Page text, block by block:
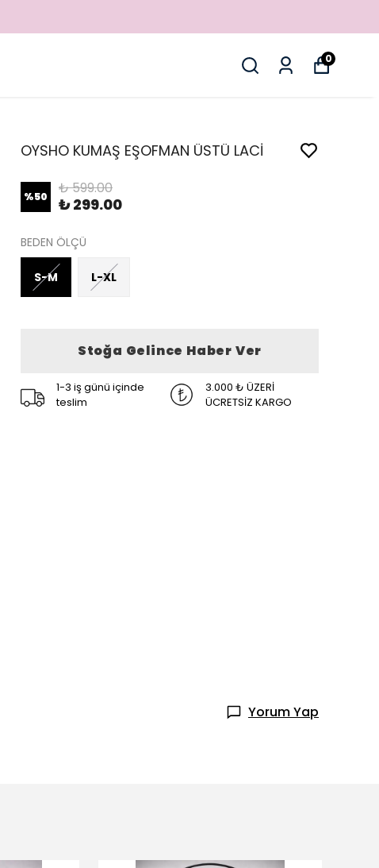
0
OYSHO KUMAŞ EŞOFMAN ÜSTÜ LACİ
%50 ₺ 599.00
₺ 299.00
BEDEN ÖLÇÜ
S-M L-XL
Stoğa Gelince Haber Ver
1-3 iş günü içinde
teslim
3.000 ₺ ÜZERİ
ÜCRETSİZ KARGO
Yorum Yap